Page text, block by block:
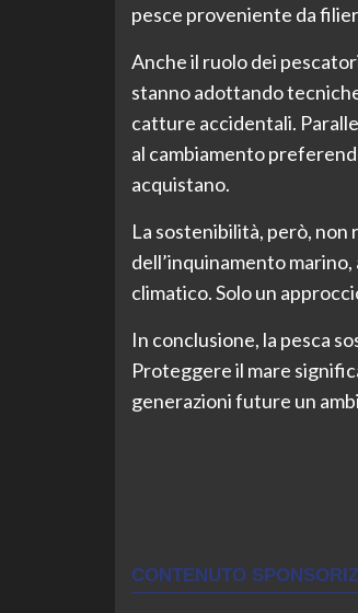
pesce proveniente da
Anche il ruolo dei
stanno adottando
catture accidentali.
al cambiamento
acquistano.
La sostenibilità, però, non
dell’inquinamento
climatico. Solo un
In conclusione, la pesca
Proteggere il mare
generazioni future un